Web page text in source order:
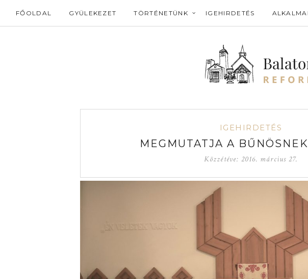
FŐOLDAL GYÜLEKEZET TÖRTÉNETÜNK IGEHIRDETÉS
IGEHIRDETÉS
MEGMUTATJA A
Közzétéve: 2016. március 27.